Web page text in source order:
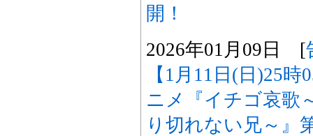
開！
2026年01月09日 [
【1月11日(日)25
ニメ『イチゴ哀歌
り切れない兄～